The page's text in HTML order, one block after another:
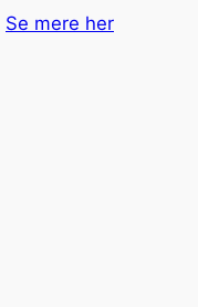
Se mere her